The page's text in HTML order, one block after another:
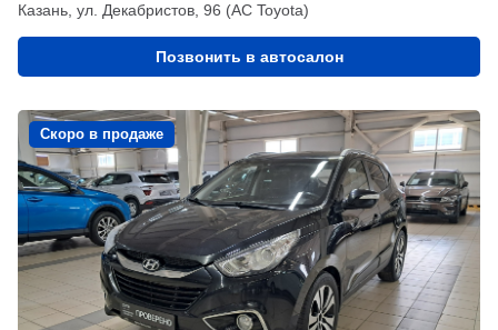
Казань, ул. Декабристов, 96 (АС Toyota)
Позвонить в автосалон
Скоро в продаже